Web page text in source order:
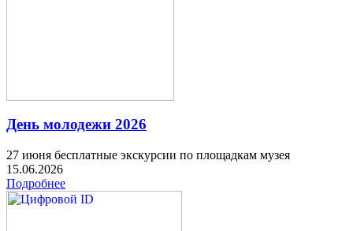
День молодежи 2026
27 июня бесплатные экскурсии по площадкам музея
15.06.2026
Подробнее